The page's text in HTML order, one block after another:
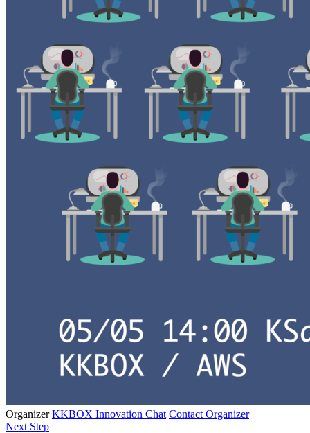
OrganizerKKBOX Innovation Chat Contact Organizer
Next Step